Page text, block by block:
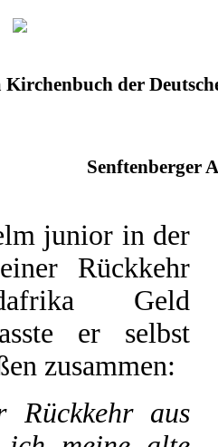
Kirchenbuch der
Senftenberger
junior in der
Rückkehr
Geld
er selbst
zusammen:
Rückkehr aus